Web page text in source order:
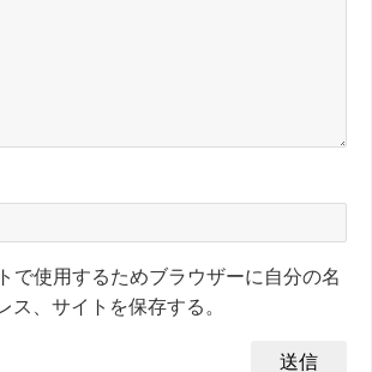
で使用するためブラウザーに自分の名
ス、サイトを保存する。